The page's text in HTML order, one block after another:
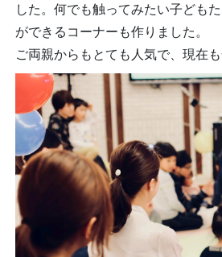
した。何でも触ってみたい子ども
ができるコーナーも作りました。
ご両親からもとても人気で、現在